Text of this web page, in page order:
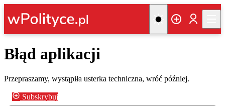
Błąd aplikacji
Przepraszamy, wystąpiła usterka techniczna, wróć później.
Subskrybuj